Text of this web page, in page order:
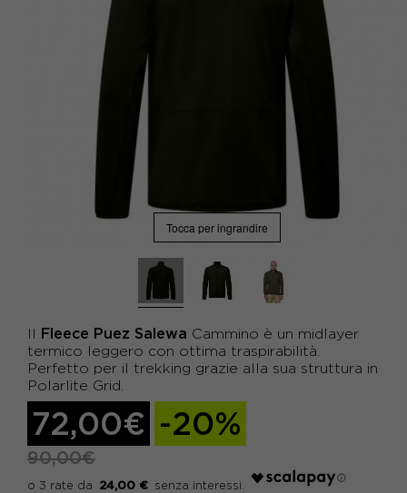
Tocca per ingrandire
Il Fleece Puez Salewa Cammino è un midlayer
termico leggero con ottima traspirabilità.
Perfetto per il trekking grazie alla sua struttura in
Polarlite Grid.
72,00€ -20%
90,00€
24,00 €